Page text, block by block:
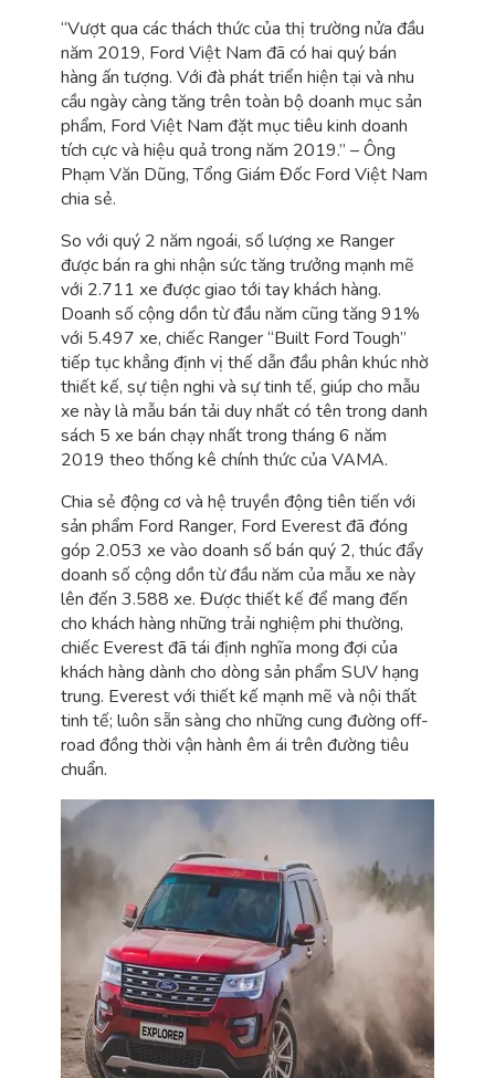
“Vượt qua các thách thức của thị trường nửa đầu
năm 2019, Ford Việt Nam đã có hai quý bán
hàng ấn tượng. Với đà phát triển hiện tại và nhu
cầu ngày càng tăng trên toàn bộ doanh mục sản
phẩm, Ford Việt Nam đặt mục tiêu kinh doanh
tích cực và hiệu quả trong năm 2019.” – Ông
Phạm Văn Dũng, Tổng Giám Đốc Ford Việt Nam
chia sẻ.
So với quý 2 năm ngoái, số lượng xe Ranger
được bán ra ghi nhận sức tăng trưởng mạnh mẽ
với 2.711 xe được giao tới tay khách hàng.
Doanh số cộng dồn từ đầu năm cũng tăng 91%
với 5.497 xe, chiếc Ranger “Built Ford Tough”
tiếp tục khẳng định vị thế dẫn đầu phân khúc nhờ
thiết kế, sự tiện nghi và sự tinh tế, giúp cho mẫu
xe này là mẫu bán tải duy nhất có tên trong danh
sách 5 xe bán chạy nhất trong tháng 6 năm
2019 theo thống kê chính thức của VAMA.
Chia sẻ động cơ và hệ truyền động tiên tiến với
sản phẩm Ford Ranger, Ford Everest đã đóng
góp 2.053 xe vào doanh số bán quý 2, thúc đẩy
doanh số cộng dồn từ đầu năm của mẫu xe này
lên đến 3.588 xe. Được thiết kế để mang đến
cho khách hàng những trải nghiệm phi thường,
chiếc Everest đã tái định nghĩa mong đợi của
khách hàng dành cho dòng sản phẩm SUV hạng
trung. Everest với thiết kế mạnh mẽ và nội thất
tinh tế; luôn sẵn sàng cho những cung đường off-
road đồng thời vận hành êm ái trên đường tiêu
chuẩn.